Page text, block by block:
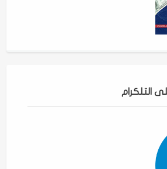
التلكرام